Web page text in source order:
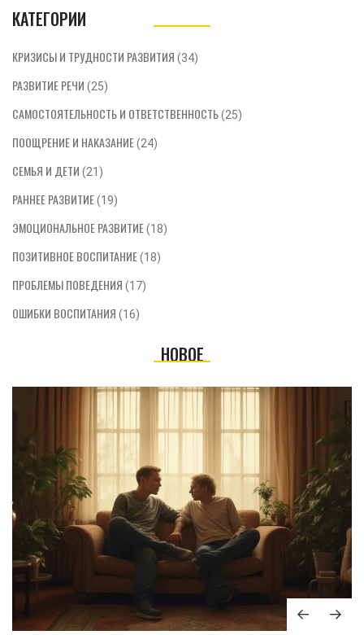
КАТЕГОРИИ
КРИЗИСЫ И ТРУДНОСТИ РАЗВИТИЯ (34)
РАЗВИТИЕ РЕЧИ (25)
САМОСТОЯТЕЛЬНОСТЬ И ОТВЕТСТВЕННОСТЬ(25)
ПООЩРЕНИЕ И НАКАЗАНИЕ(24)
СЕМЬЯ И ДЕТИ (21)
РАННЕЕ РАЗВИТИЕ(19)
ЭМОЦИОНАЛЬНОЕ РАЗВИТИЕ(18)
ПОЗИТИВНОЕ ВОСПИТАНИЕ(18)
ПРОБЛЕМЫ ПОВЕДЕНИЯ (17)
ОШИБКИ ВОСПИТАНИЯ (16)
НОВОЕ